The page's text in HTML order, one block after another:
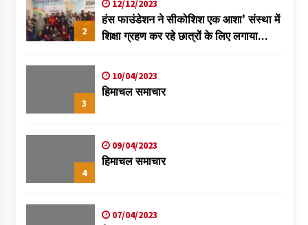
2
12/12/2023
हंस फाउंडेशन ने सीकोशिश एक आशा’ संस्था में
शिक्षा ग्रहण कर रहे छात्रों के लिए लगाया
3
10/04/2023
हिमाचल समाचार
4
09/04/2023
हिमाचल समाचार
07/04/2023